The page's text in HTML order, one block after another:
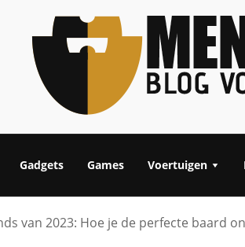
Gadgets Games Voertuigen
van 2023: Hoe je de perfecte baard